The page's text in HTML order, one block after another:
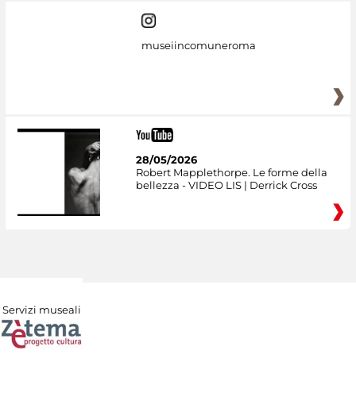
museiincomuneroma
28/05/2026
Robert Mapplethorpe. Le forme della
bellezza - VIDEO LIS | Derrick Cross
Servizi museali